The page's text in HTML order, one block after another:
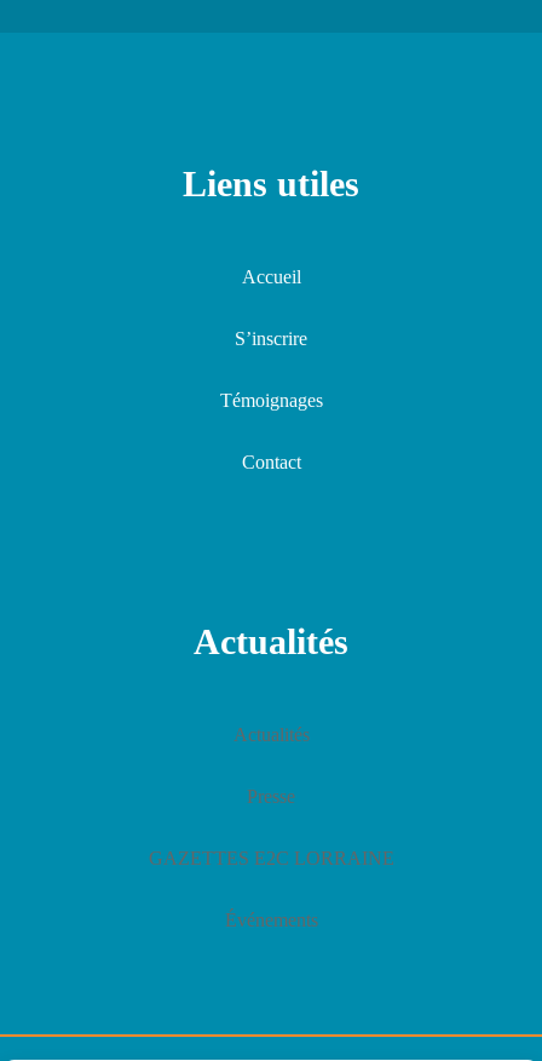
Liens utiles
Accueil
S’inscrire
Témoignages
Contact
Actualités
Actualités
Presse
GAZETTES E2C LORRAINE
Événements